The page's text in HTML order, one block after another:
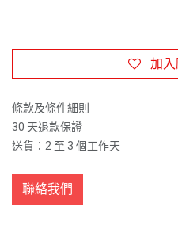
加
條款及條件細則
30 天退款保證
送貨：2 至 3 個工作天
聯絡我們